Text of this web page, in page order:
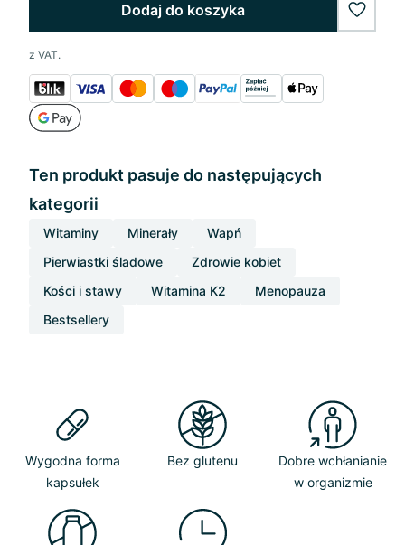
Dodaj do koszyka
z VAT.
Ten produkt pasuje do następujących
kategorii
Witaminy Minerały
Wapń
Pierwiastki śladowe
Zdrowie kobiet
Kości i stawy
Witamina K2
Menopauza
Bestsellery
Wygodna forma
kapsułek
Bez glutenu
Dobre wchłanianie
w organizmie